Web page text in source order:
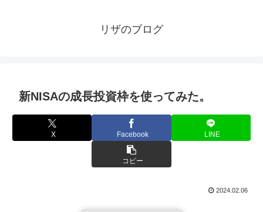
リザのブログ
新NISAの成長投資枠を使ってみた。
X Facebook LINE
コピー
2024.02.06